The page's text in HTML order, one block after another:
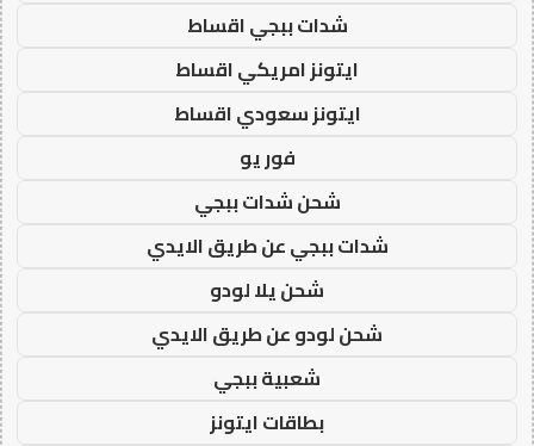
شدات ببجي اقساط
ايتونز امريكي اقساط
ايتونز سعودي اقساط
فور يو
شحن شدات ببجي
شدات ببجي عن طريق الايدي
شحن يلا لودو
شحن لودو عن طريق الايدي
شعبية ببجي
بطاقات ايتونز